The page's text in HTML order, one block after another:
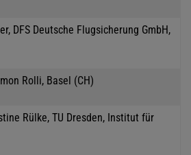
DFS Deutsche Flugsicherung GmbH,
Rolli, Basel (CH)
Rülke, TU Dresden, Institut für